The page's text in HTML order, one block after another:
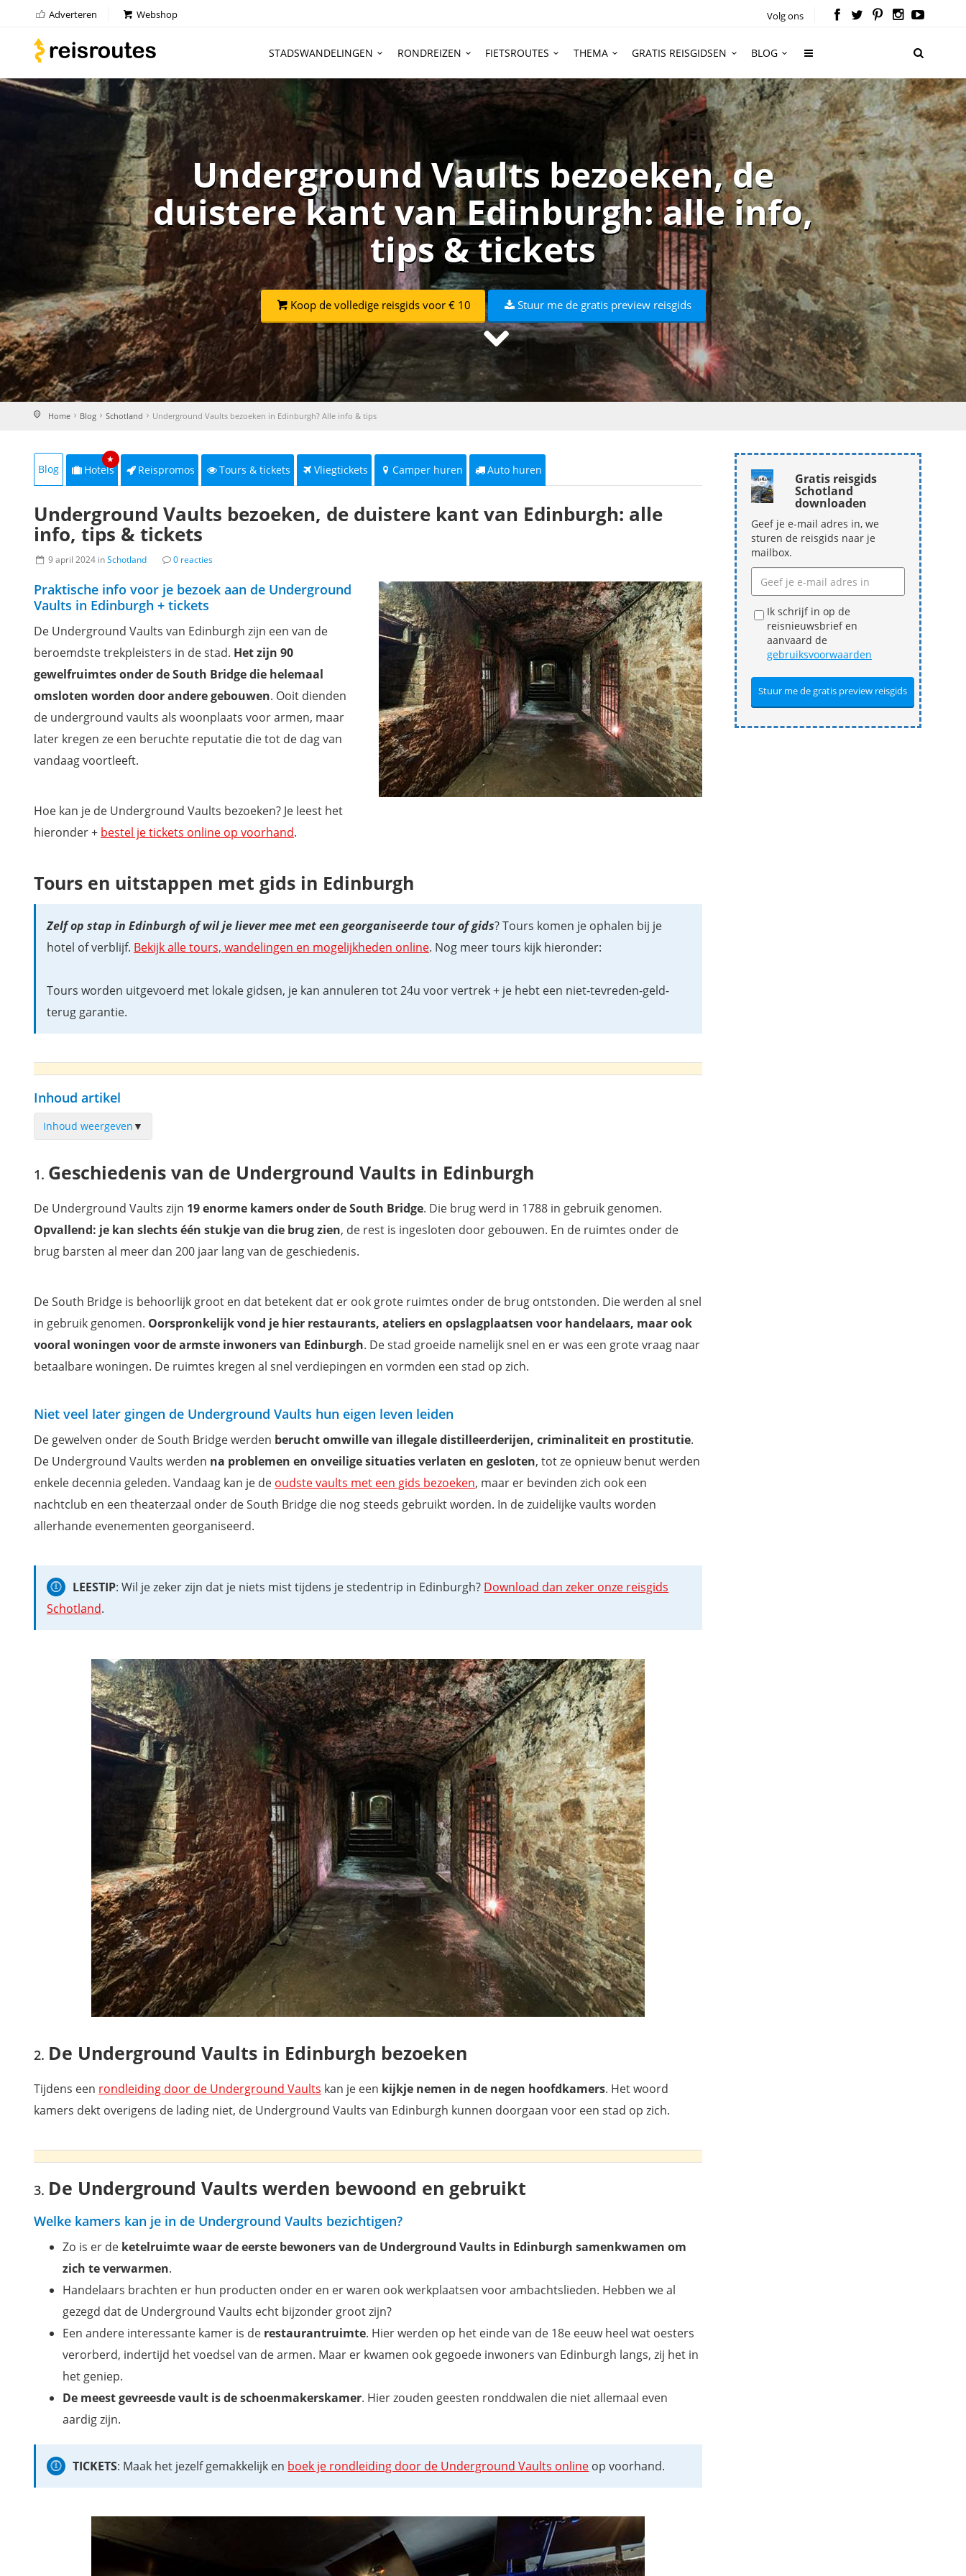
Adverteren Webshop Volg ons
STADSWANDELINGEN RONDREIZEN FIETSROUTES THEMA GRATIS REISGIDSEN BLOG
Underground Vaults bezoeken, de
duistere kant van Edinburgh: alle info,
tips & tickets
Koop de volledige reisgids voor € 10 Stuur me de gratis preview reisgids
Home Blog Schotland Underground Vaults bezoeken in Edinburgh? Alle info & tips
Blog Hotels
★
Reispromos Tours & tickets Vliegtickets Camper huren Auto huren
Underground Vaults bezoeken, de duistere kant van Edinburgh: alle
info, tips & tickets
9 april 2024 inSchotland 0 reacties
Praktische info voor je bezoek aan de Underground
Vaults in Edinburgh + tickets
De Underground Vaults van Edinburgh zijn een van de
beroemdste trekpleisters in de stad. Het zijn 90
gewelfruimtes onder de South Bridge die helemaal
omsloten worden door andere gebouwen. Ooit dienden
de underground vaults als woonplaats voor armen, maar
later kregen ze een beruchte reputatie die tot de dag van
vandaag voortleeft.
Hoe kan je de Underground Vaults bezoeken? Je leest het
hieronder + bestel je tickets online op voorhand.
Tours en uitstappen met gids in Edinburgh
Zelf op stap in Edinburgh of wil je liever mee met een georganiseerde tour of gids? Tours komen je ophalen bij je
hotel of verblijf. Bekijk alle tours, wandelingen en mogelijkheden online. Nog meer tours kijk hieronder:
Tours worden uitgevoerd met lokale gidsen, je kan annuleren tot 24u voor vertrek + je hebt een niet-tevreden-geld-
terug garantie.
Inhoud artikel
Inhoud weergeven ▼
De Underground Vaults in Edinburgh bezoeken
De pubs van de Underground Vaults in Edinburgh
Waar bevinden zich de Underground Vaults van Edinburgh?
Wat zijn de openingsuren van de Underground vaults in
Bezoek de Underground Vaults in Edinburgh met een gids
Waar overnachten in Edinburgh?
Extra: Download onze reisgids Schotland, zo mis je niets
Geschiedenis van de Underground Vaults in Edinburgh
De Underground Vaults zijn 19 enorme kamers onder de South Bridge. Die brug werd in 1788 in gebruik genomen.
Opvallend: je kan slechts één stukje van die brug zien, de rest is ingesloten door gebouwen. En de ruimtes onder de
brug barsten al meer dan 200 jaar lang van de geschiedenis.
De South Bridge is behoorlijk groot en dat betekent dat er ook grote ruimtes onder de brug ontstonden. Die werden al snel
in gebruik genomen. Oorspronkelijk vond je hier restaurants, ateliers en opslagplaatsen voor handelaars, maar ook
vooral woningen voor de armste inwoners van Edinburgh. De stad groeide namelijk snel en er was een grote vraag naar
betaalbare woningen. De ruimtes kregen al snel verdiepingen en vormden een stad op zich.
Niet veel later gingen de Underground Vaults hun eigen leven leiden
De gewelven onder de South Bridge werden berucht omwille van illegale distilleerderijen, criminaliteit en prostitutie.
De Underground Vaults werden na problemen en onveilige situaties verlaten en gesloten, tot ze opnieuw benut werden
enkele decennia geleden. Vandaag kan je de oudste vaults met een gids bezoeken, maar er bevinden zich ook een
nachtclub en een theaterzaal onder de South Bridge die nog steeds gebruikt worden. In de zuidelijke vaults worden
allerhande evenementen georganiseerd.
LEESTIP: Wil je zeker zijn dat je niets mist tijdens je stedentrip in Edinburgh? Download dan zeker onze reisgids
Schotland.
De Underground Vaults in Edinburgh bezoeken
Tijdens een rondleiding door de Underground Vaults kan je een kijkje nemen in de negen hoofdkamers. Het woord
kamers dekt overigens de lading niet, de Underground Vaults van Edinburgh kunnen doorgaan voor een stad op zich.
De Underground Vaults werden bewoond en gebruikt
Welke kamers kan je in de Underground Vaults bezichtigen?
Zo is er de ketelruimte waar de eerste bewoners van de Underground Vaults in Edinburgh samenkwamen om
zich te verwarmen.
Handelaars brachten er hun producten onder en er waren ook werkplaatsen voor ambachtslieden. Hebben we al
gezegd dat de Underground Vaults echt bijzonder groot zijn?
Een andere interessante kamer is de restaurantruimte. Hier werden op het einde van de 18e eeuw heel wat oesters
verorberd, indertijd het voedsel van de armen. Maar er kwamen ook gegoede inwoners van Edinburgh langs, zij het in
het geniep.
De meest gevreesde vault is de schoenmakerskamer. Hier zouden geesten ronddwalen die niet allemaal even
aardig zijn.
TICKETS: Maak het jezelf gemakkelijk en boek je rondleiding door de Underground Vaults online op voorhand.
Gratis reisgids
Schotland
downloaden
Geef je e-mail adres in, we
sturen de reisgids naar je
mailbox.
Ik schrijf in op de
reisnieuwsbrief en
aanvaard de
gebruiksvoorwaarden